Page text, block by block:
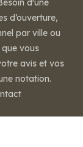
d'une
d’ouverture,
par ville ou
vous
avis et vos
notation.